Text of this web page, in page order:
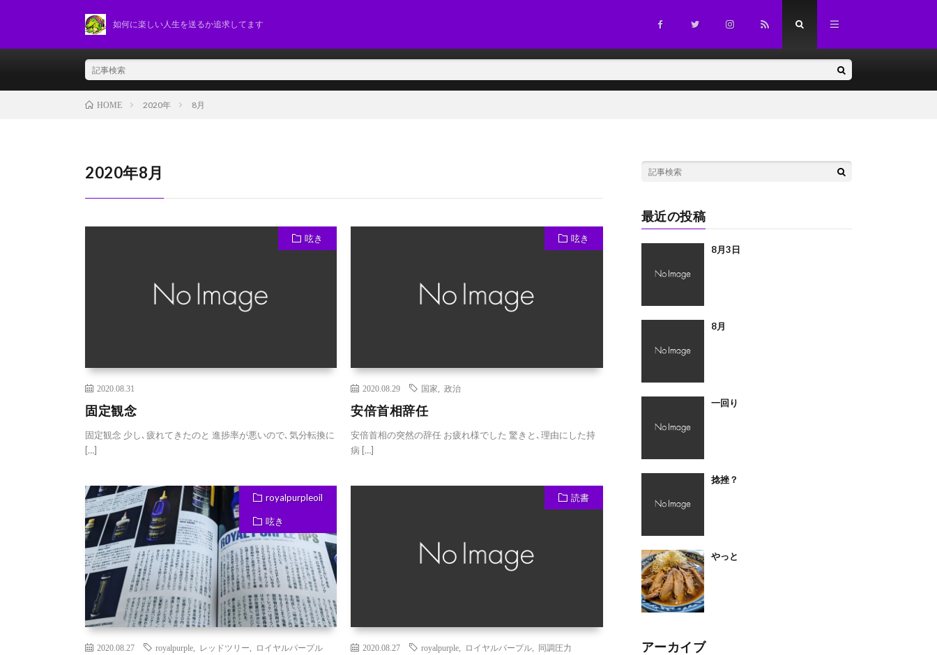
如何に楽しい人生を送るか追求してます
HOME 2020年 8月
2020年8月
呟き
2020.08.31
固定観念
固定観念 少し､疲れてきたのと 進捗率が悪いので､気分転換に
[…]
呟き
2020.08.29 国家 ,政治
安倍首相辞任
安倍首相の突然の辞任 お疲れ様でした 驚きと､理由にした持
病 […]
royalpurpleoil
呟き
2020.08.27 royalpurple レッドツリー ロイヤルパープル
読書
2020.08.27 royalpurple ロイヤルパープル 同調圧力
最近の投稿
8月3日
8月
一回り
捻挫？
やっと
アーカイブ